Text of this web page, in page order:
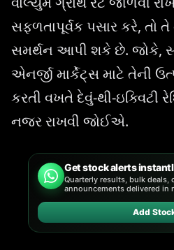
સફળતાપૂર્વક પસાર કરે, તો તે
સમર્થન આપી શકે છે. જોકે,
એનર્જી માર્કેટ્સ માટે તેની
કરતી વખતે દેવું-થી-ઇક્વિટી
નજર રાખવી જોઈએ.
Get stock alerts
Quarterly results, bulk deals,
announcements delivered in
Add